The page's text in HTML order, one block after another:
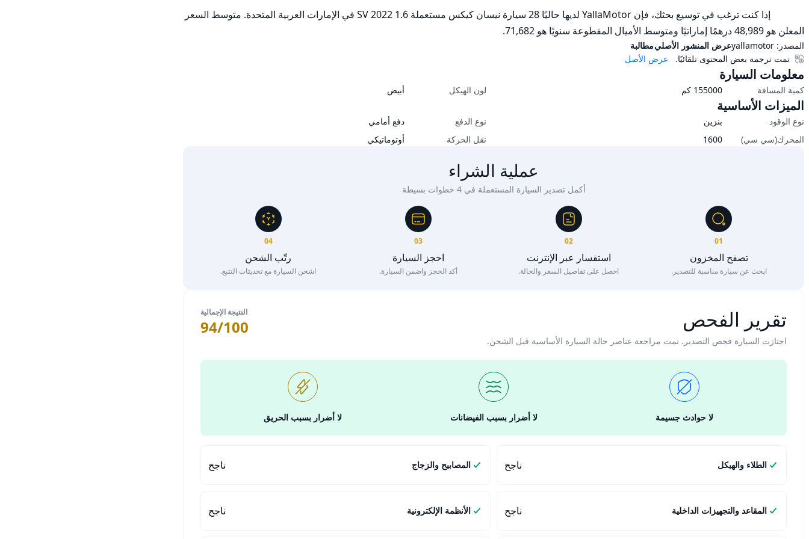
المعلن هو 48,989 درهمًا إماراتيًا ومتوسط الأميال المقطوعة سنويًا هو 71,682.
المصدر: yallamotorعرض المنشور الأصليمطالبة
عرض الأصل
تمت ترجمة بعض المحتوى تلقائيًا.
معلومات السيارة
كمية المسافة 155000 كم لون الهيكل أبيض
الميزات الأساسية
نوع الوقود بنزين نوع الدفع
دفع أمامي
المحرك(سي سي)
1600 نقل الحركة أوتوماتيكي
عملية الشراء
أكمل تصدير السيارة المستعملة في 4 خطوات بسيطة
01
تصفح المخزون
ابحث عن سيارة مناسبة للتصدير.
02
استفسار عبر الإنترنت
احصل على تفاصيل السعر والحالة.
03
احجز السيارة
أكد الحجز واضمن السيارة.
04
رتّب الشحن
اشحن السيارة مع تحديثات التتبع.
تقرير الفحص
اجتازت السيارة فحص التصدير. تمت مراجعة عناصر حالة السيارة الأساسية قبل الشحن.
النتيجة الإجمالية
94/100
لا حوادث جسيمة لا أضرار بسبب الفيضانات لا أضرار بسبب الحريق
الطلاء والهيكل ناجح المصابيح والزجاج ناجح
المقاعد والتجهيزات الداخلية ناجح الأنظمة الإلكترونية ناجح